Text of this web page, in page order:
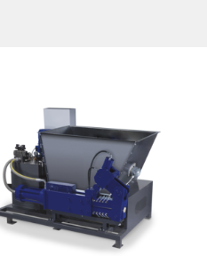
Machines combinées à 5 fonctions
Plaqueuses de chants
Scies à ruban